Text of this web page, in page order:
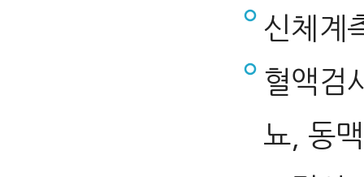
신체계
혈액검
뇨, 동